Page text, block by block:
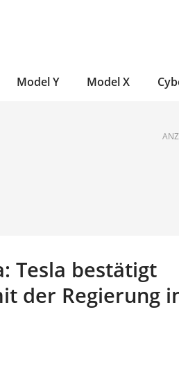
Model Y Model X
Tesla bestätigt
der Regierung